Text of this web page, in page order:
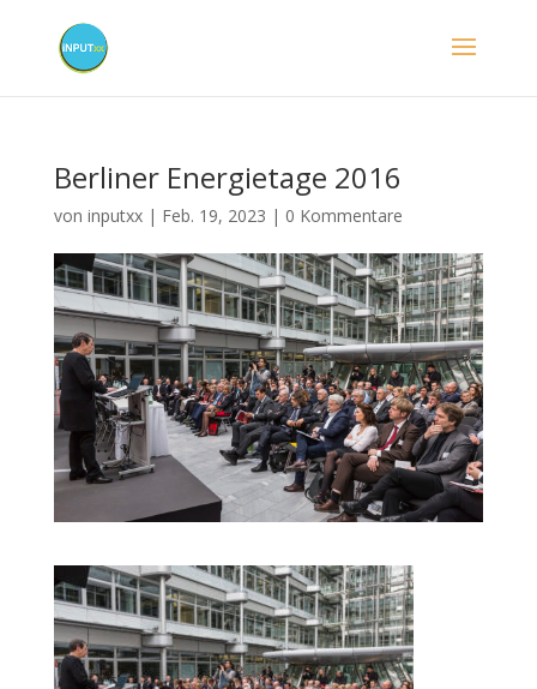
Berliner Energietage 2016
von inputxx| Feb. 19, 2023 | 0 Kommentare